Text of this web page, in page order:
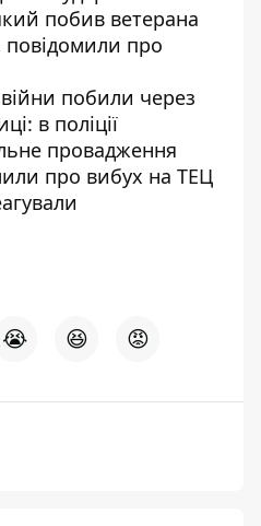
побив ветерана
повідомили про
побили через
в поліції
провадження
про вибух на ТЕЦ
😭 😆 😡